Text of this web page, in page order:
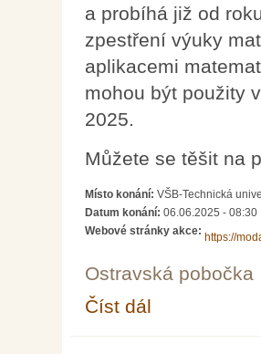
a probíhá již od
zpestření výuky
aplikacemi
mohou být použity
2025.
Můžete se těšit na
Místo konání: VŠB-Technická
Datum konání: 06.06.2025 - 08:30
Webové stránky akce:
https://
Ostravská pobočka
Číst dál